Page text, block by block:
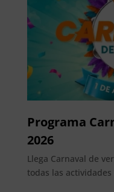
Programa
2026
Llega Carnaval de
todas las